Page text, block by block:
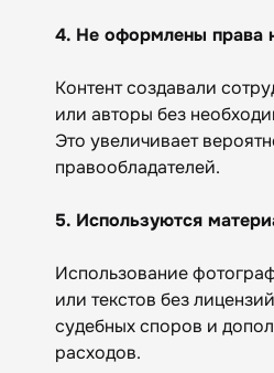
4. Не оформлены права
Контент создавали
или авторы без
Это увеличивает
правообладателей.
5. Используются
Использование
или текстов без
судебных споров и
расходов.